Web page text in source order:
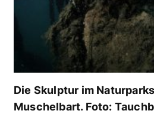
Die Skulptur im
Muschelbart. Foto: